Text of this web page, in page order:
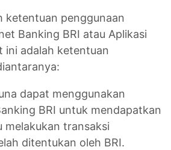
ketentuan penggunaan
Banking BRI atau Aplikasi
ini adalah ketentuan
dapat menggunakan
BRI untuk mendapatkan
melakukan transaksi
ditentukan oleh BRI.